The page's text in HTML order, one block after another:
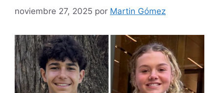
noviembre 27, 2025 por Martin Gómez